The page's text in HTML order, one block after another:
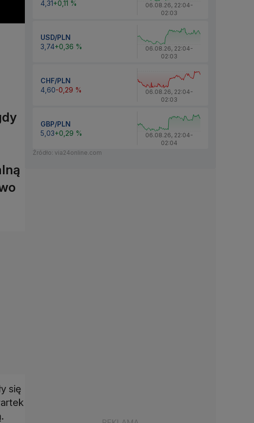
się
4,31+0,11 % 06.08.26, 22:04-
02:03
USD/PLN
3,74+0,36 % 06.08.26, 22:04-
02:03
CHF/PLN
4,60-0,29 % 06.08.26, 22:04-
02:03
GBP/PLN
5,03+0,29 % 06.08.26, 22:04-
02:04
Źródło: via24online.com